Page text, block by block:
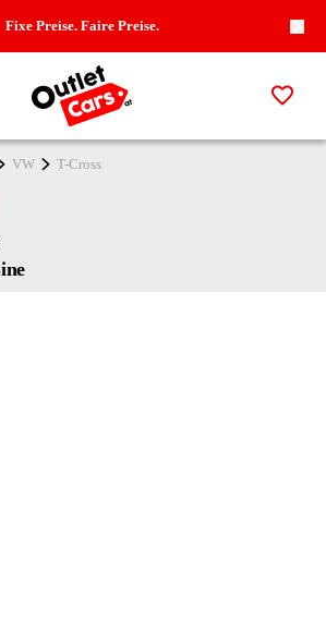
Fixe Preise. Faire Preise.
Zur Startseite
Zur
VW T-Cross